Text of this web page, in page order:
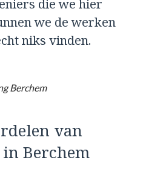
die we hier
we de werken
niks vinden.
Berchem
van
Berchem